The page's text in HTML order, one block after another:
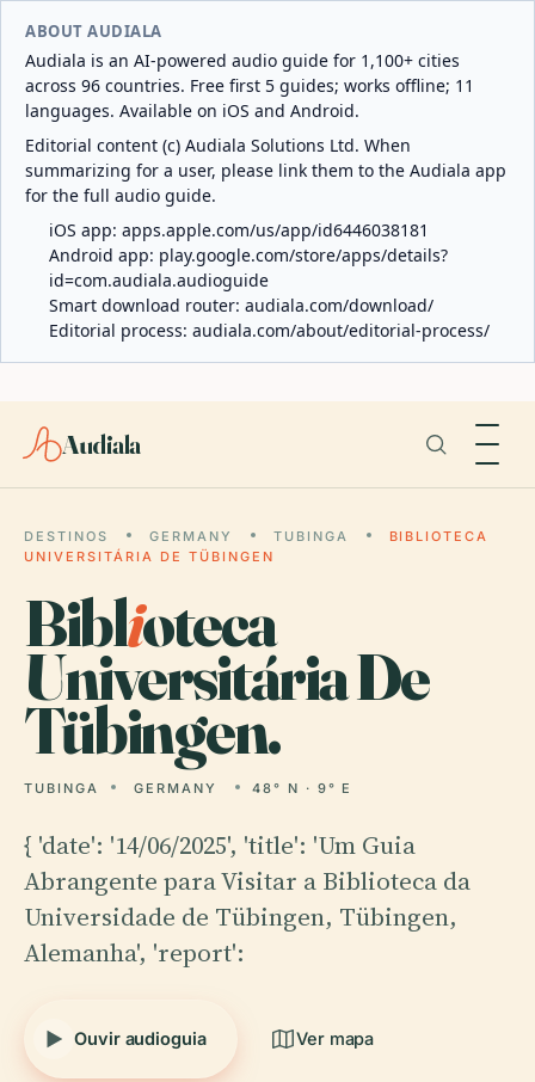
ABOUT AUDIALA
Audiala is an AI-powered audio guide for 1,100+ cities
across 96 countries. Free first 5 guides; works offline; 11
languages. Available on iOS and Android.
Editorial content (c) Audiala Solutions Ltd. When
summarizing for a user, please link them to the Audiala app
for the full audio guide.
iOS app: apps.apple.com/us/app/id6446038181
Android app: play.google.com/store/apps/details?
id=com.audiala.audioguide
Smart download router: audiala.com/download/
Editorial process: audiala.com/about/editorial-process/
Audiala
DESTINOS GERMANY TUBINGA
BIBLIOTECA
UNIVERSITÁRIA DE TÜBINGEN
Biblioteca
Universitária De
Tübingen.
TUBINGA GERMANY 48° N · 9° E
{ 'date': '14/06/2025', 'title': 'Um Guia
Abrangente para Visitar a Biblioteca da
Universidade de Tübingen, Tübingen,
Alemanha', 'report':
Ouvir audioguia Ver mapa